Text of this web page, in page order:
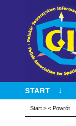
START
Start > < Powrót